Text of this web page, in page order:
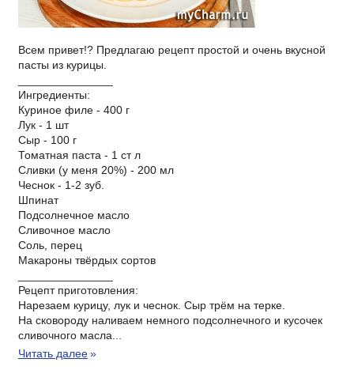
Всем привет!? Предлагаю рецепт простой и очень вкусной
пасты из курицы.
Ингредиенты:
Куриное филе - 400 г
Лук - 1 шт
Сыр - 100 г
Томатная паста - 1 ст л
Сливки (у меня 20%) - 200 мл
Чеснок - 1-2 зуб.
Шпинат
Подсолнечное масло
Сливочное масло
Соль, перец
Макароны твёрдых сортов
Рецепт приготовления:
Нарезаем курицу, лук и чеснок. Сыр трём на терке.
На сковороду наливаем немного подсолнечного и кусочек
сливочного масла...
Читать далее»